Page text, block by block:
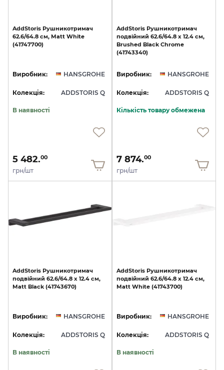
AddStoris Рушникотримач
62.6/64.8 см, Matt White
(41747700)
Виробник: HANSGROHE
Колекція: ADDSTORIS Q
В наявності
5 482.00
грн/шт
AddStoris Рушникотримач
подвійний 62.6/64.8 x 12.4 см,
Brushed Black Chrome
(41743340)
Виробник: HANSGROHE
Колекція: ADDSTORIS Q
Кількість товару обмежена
7 874.00
грн/шт
AddStoris Рушникотримач
подвійний 62.6/64.8 x 12.4 см,
Matt Black (41743670)
Виробник: HANSGROHE
Колекція: ADDSTORIS Q
В наявності
AddStoris Рушникотримач
подвійний 62.6/64.8 x 12.4 см,
Matt White (41743700)
Виробник: HANSGROHE
Колекція: ADDSTORIS Q
В наявності